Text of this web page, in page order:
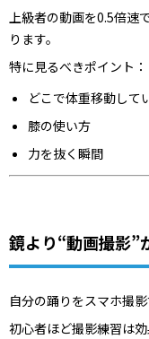
上級者の動画を0.5倍速
ります。
特に見るべきポイント：
どこで体重移動して
膝の使い方
力を抜く瞬間
鏡より“動画撮影”
自分の踊りをスマホ撮
初心者ほど撮影練習は効